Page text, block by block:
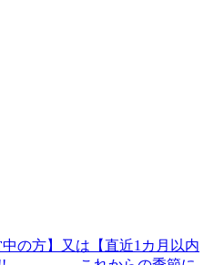
の方】又は【直近1カ月以内